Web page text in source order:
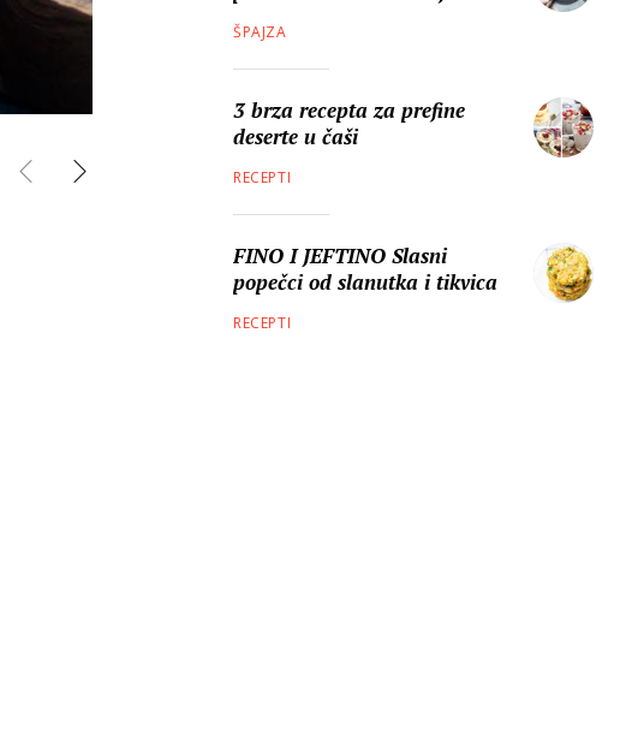
ŠPAJZA
3 brza recepta za prefine
deserte u čaši
RECEPTI
FINO I JEFTINO Slasni
popečci od slanutka i tikvica
RECEPTI